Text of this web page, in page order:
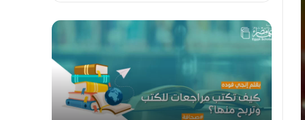
كيف
تكتب
مراجعات
للكتب
وتربح
منها؟
نظرية
النصف
الأيمن